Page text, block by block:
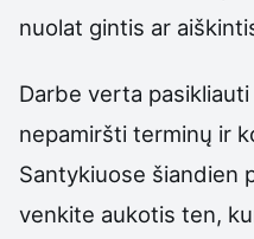
nuolat gintis ar
Darbe verta
nepamiršti terminų ir
Santykiuose šiandien
venkite aukotis ten,